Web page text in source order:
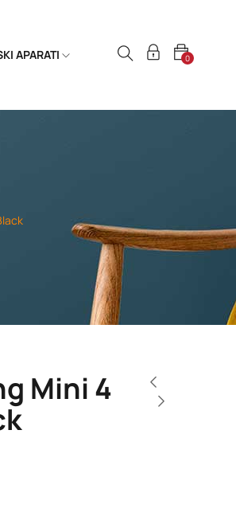
APARATI 0
Mini 4